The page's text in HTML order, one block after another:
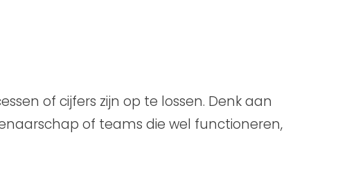
of cijfers zijn op te lossen. Denk aan
of teams die wel functioneren,